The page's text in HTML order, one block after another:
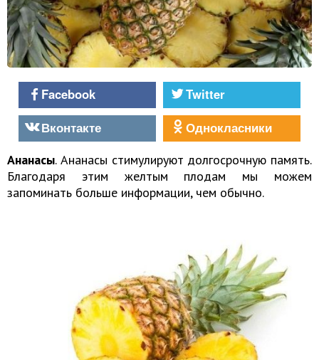
Facebook
Twitter
Вконтакте
Однокласники
Ананасы. Ананасы стимулируют долгосрочную память.
Благодаря этим желтым плодам мы можем
запоминать больше информации, чем обычно.